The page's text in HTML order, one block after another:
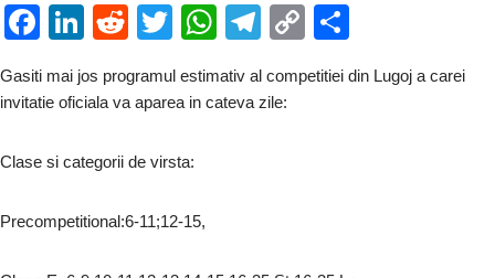
F
c
b
o
k
Li
k
dI
R
d
t
T
tt
W
at
T
e
C
p
ta
Gasiti mai jos programul estimativ al competitiei din Lugoj a carei
invitatie oficiala va aparea in cateva zile:
Clase si categorii de virsta:
Precompetitional:6-11;12-15,